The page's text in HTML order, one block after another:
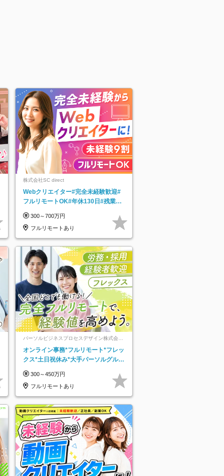
株式会社SC direct
Webクリエイター#完全未経験歓迎#
フルリモートOK#年休130日#残業月
300～700万円
フルリモートあり
パーソルビジネスプロセスデザイン株式会
社 事業開発本部
オンライン事務*フルリモート*フレッ
クス*土日祝休み*大手パーソルグルー
300～450万円
フルリモートあり